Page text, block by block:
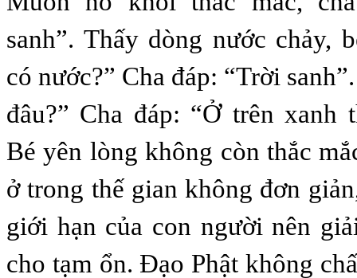
sanh”. Thấy dòng nước chảy,
có nước?” Cha đáp: “Trời
đâu?” Cha đáp: “Ở trên xanh
Bé yên lòng không còn thắc
ở trong thế gian không đơn
giới hạn của con người nên
cho tạm ổn. Đạo Phật không